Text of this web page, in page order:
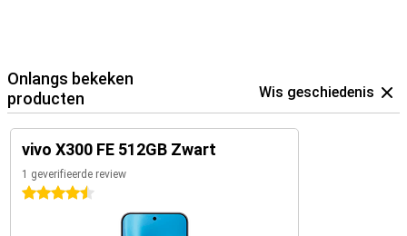
Onlangs bekeken
producten
Wis geschiedenis
vivo X300 FE 512GB Zwart
1 geverifieerde review
4.5 sterren